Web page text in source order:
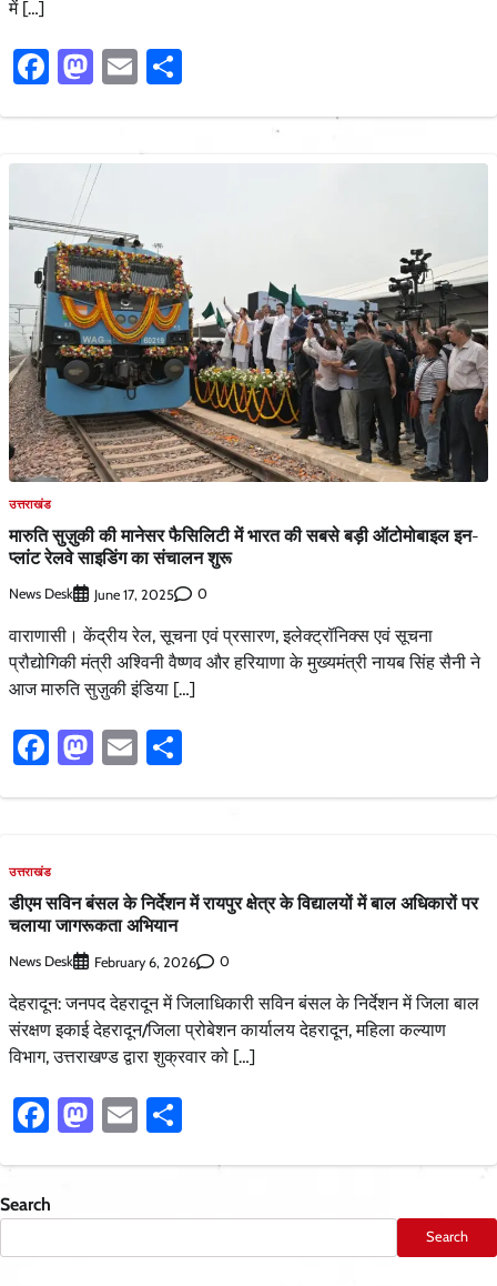
में […]
Facebook
Mastodon
Email
उत्तराखंड
मारुति सुज़ुकी की मानेसर फैसिलिटी में भारत की सबसे बड़ी ऑटोमोबाइल इन-
प्लांट रेलवे साइडिंग का संचालन शुरू
News Desk June 17, 2025 0
वाराणासी। केंद्रीय रेल, सूचना एवं प्रसारण, इलेक्ट्रॉनिक्स एवं सूचना
प्रौद्योगिकी मंत्री अश्विनी वैष्णव और हरियाणा के मुख्यमंत्री नायब सिंह सैनी ने
आज मारुति सुज़ुकी इंडिया […]
Facebook
Mastodon
Email
उत्तराखंड
डीएम सविन बंसल के निर्देशन में रायपुर क्षेत्र के विद्यालयों में बाल अधिकारों पर
चलाया जागरूकता अभियान
News Desk February 6, 2026 0
देहरादून: जनपद देहरादून में जिलाधिकारी सविन बंसल के निर्देशन में जिला बाल
संरक्षण इकाई देहरादून/जिला प्रोबेशन कार्यालय देहरादून, महिला कल्याण
विभाग, उत्तराखण्ड द्वारा शुक्रवार को […]
Facebook
Mastodon
Email
Search
Search